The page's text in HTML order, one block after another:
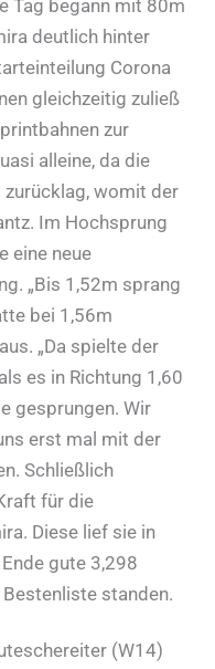
Tag begann mit 80m
deutlich hinter
Corona
gleichzeitig zuließ
zur
alleine, da die
womit der
Im Hochsprung
eine neue
„Bis 1,52m sprang
bei 1,56m
„Da spielte der
es in Richtung 1,60
gesprungen. Wir
erst mal mit der
Schließlich
für die
Diese lief sie in
gute 3,298
standen.
(W14)